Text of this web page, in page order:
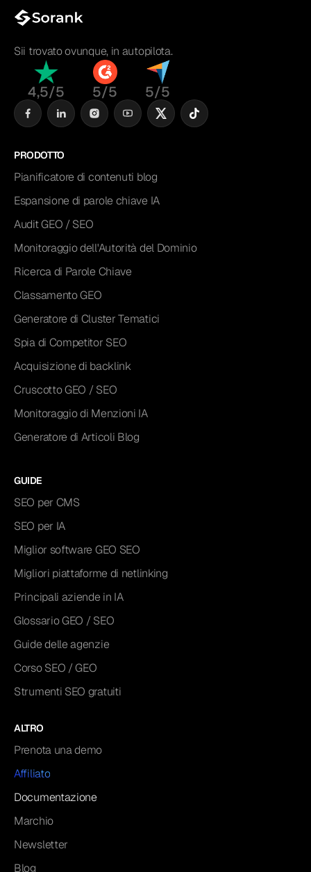
Sii trovato ovunque, in autopilota.
4,5/5 5/5 5/5
PRODOTTO
Pianificatore di contenuti blog
Espansione di parole chiave IA
Audit GEO / SEO
Monitoraggio dell'Autorità del Dominio
Ricerca di Parole Chiave
Classamento GEO
Generatore di Cluster Tematici
Spia di Competitor SEO
Acquisizione di backlink
Cruscotto GEO / SEO
Monitoraggio di Menzioni IA
Generatore di Articoli Blog
GUIDE
SEO per CMS
SEO per IA
Miglior software GEO SEO
Migliori piattaforme di netlinking
Principali aziende in IA
Glossario GEO / SEO
Guide delle agenzie
Corso SEO / GEO
Strumenti SEO gratuiti
ALTRO
Prenota una demo
Affiliato
Documentazione
Marchio
Newsletter
Blog